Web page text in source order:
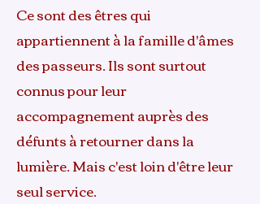
Ce sont des êtres qui
appartiennent à la famille d'âmes
des passeurs. Ils sont surtout
connus pour leur
accompagnement auprès des
défunts à retourner dans la
lumière. Mais c'est loin d'être leur
seul service.